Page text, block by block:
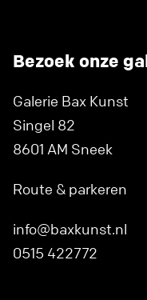
Bezoek onze
Galerie Bax Kunst
Singel 82
8601 AM Sneek
Route & parkeren
info@baxkunst.nl
0515 422772